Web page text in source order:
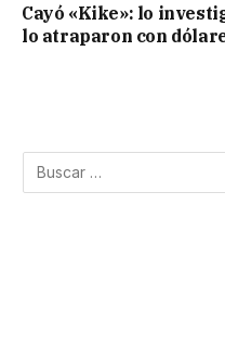
Cayó «Kike»: lo
lo atraparon con